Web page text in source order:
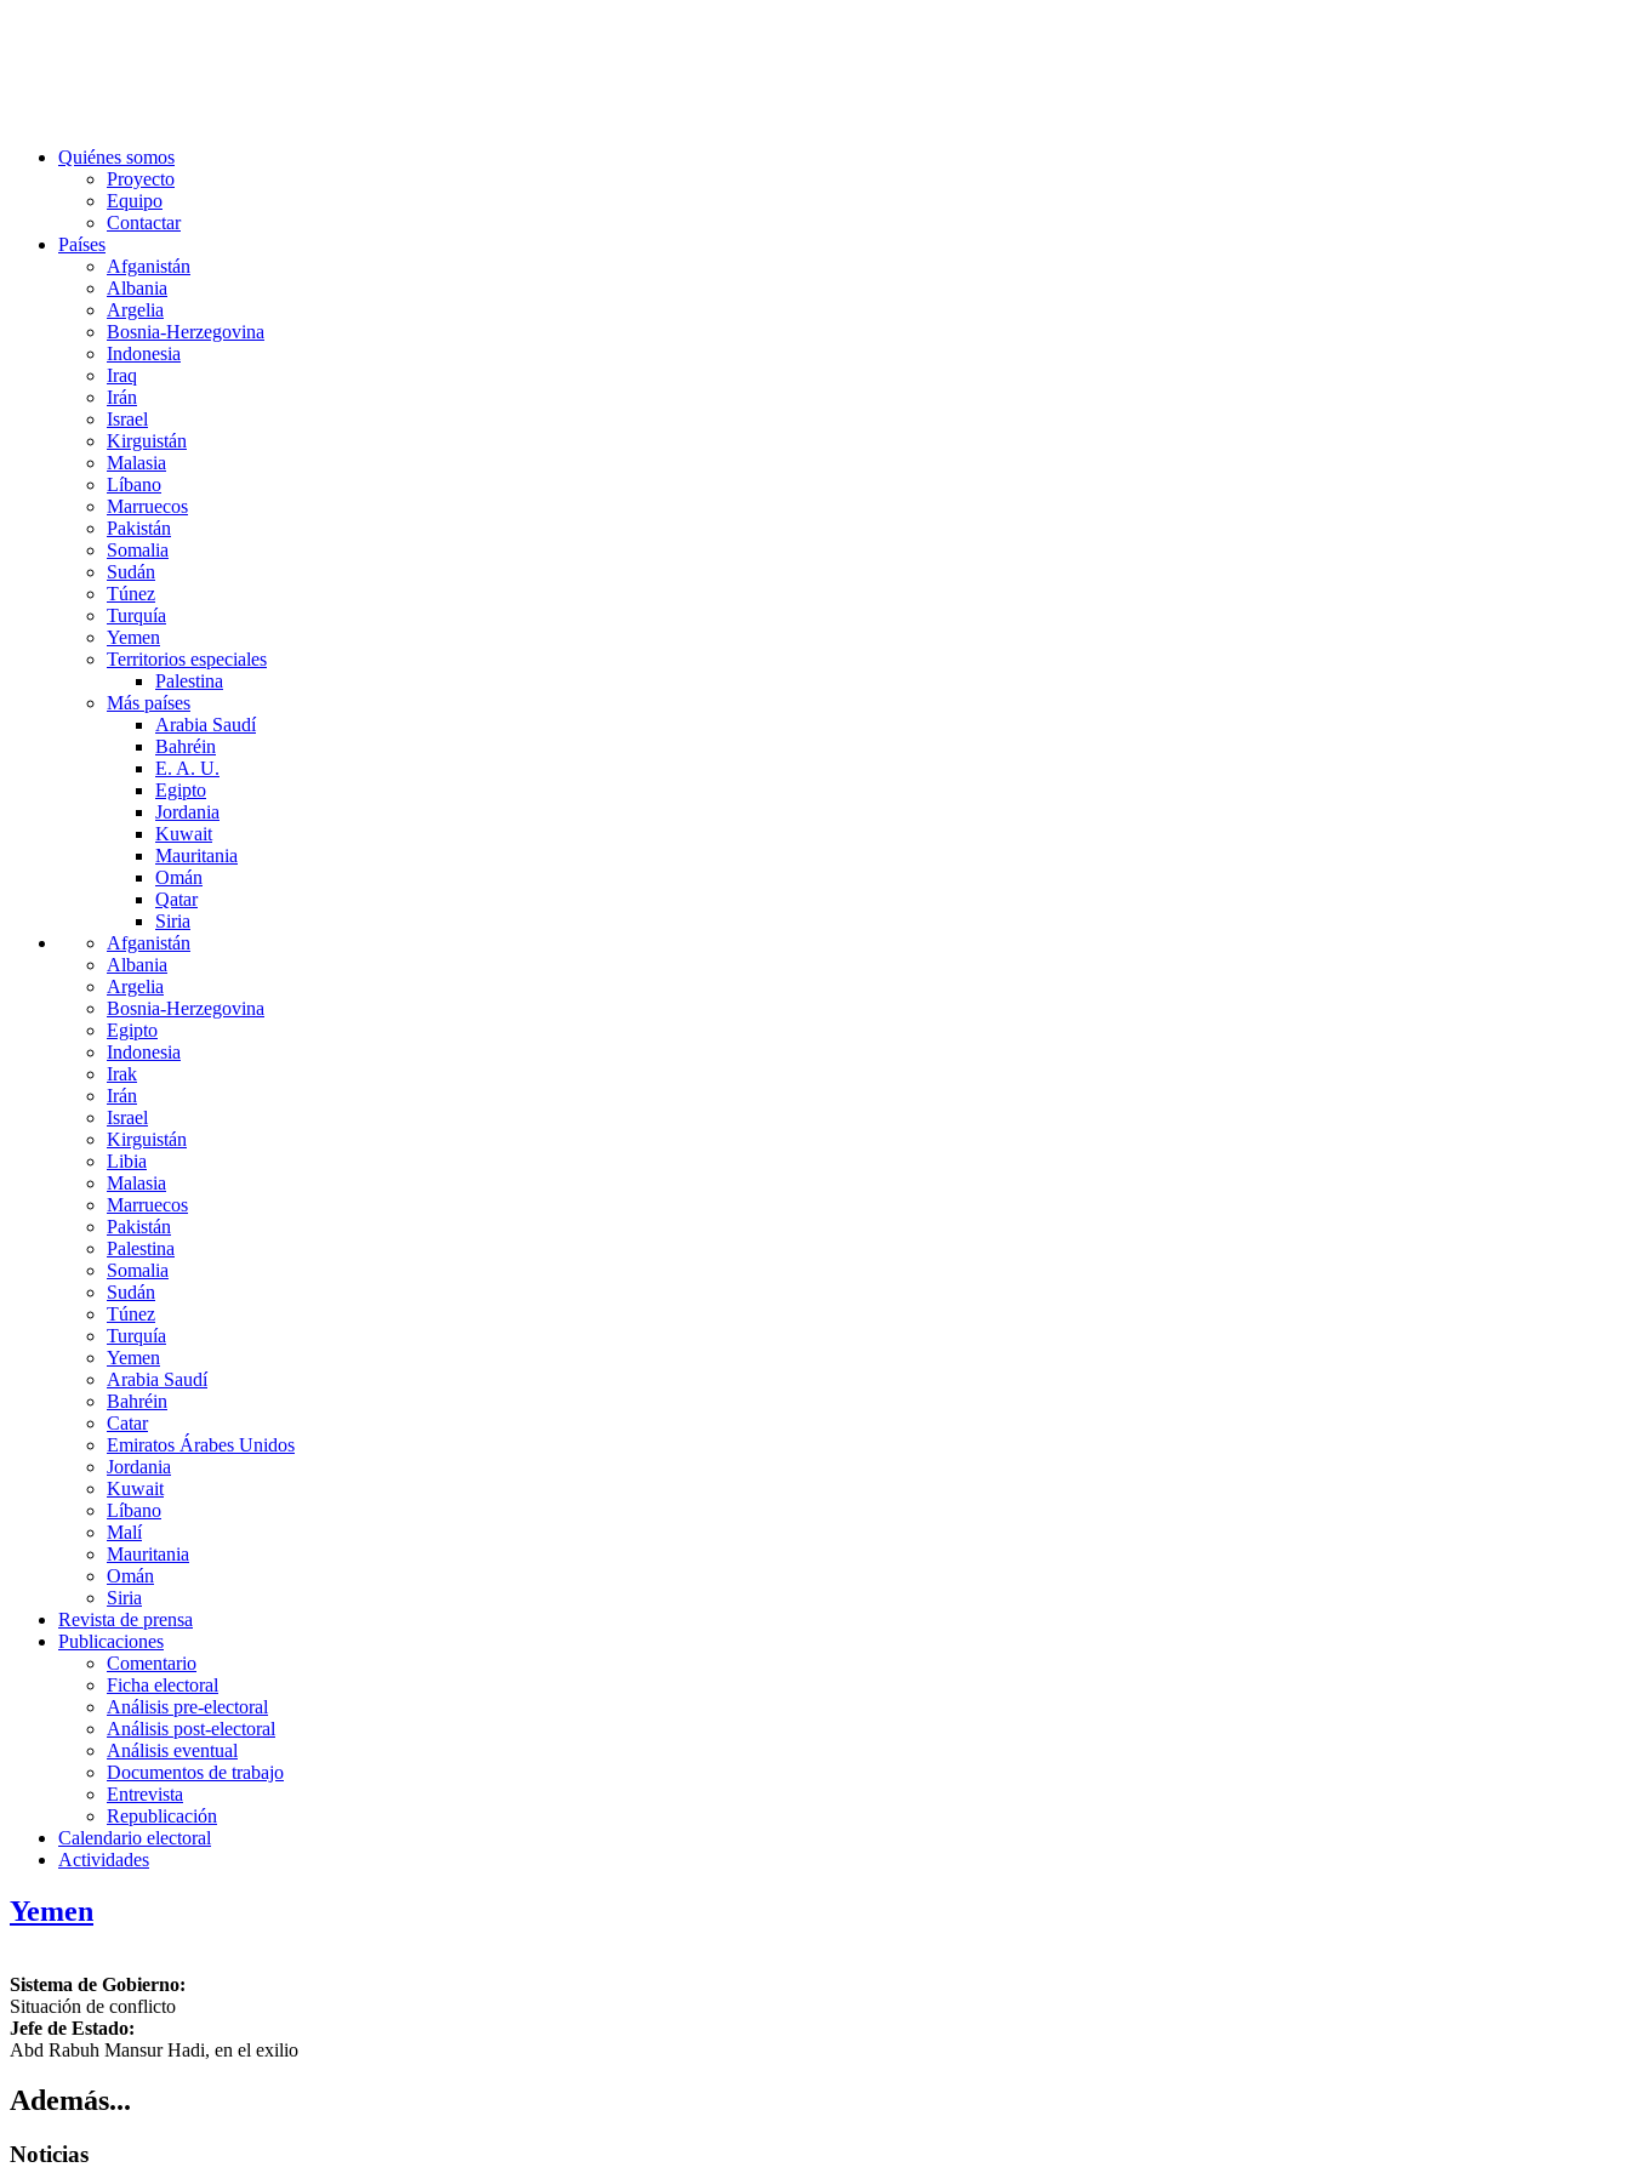
Quiénes somos
Proyecto
Equipo
Contactar
Países
Afganistán
Albania
Argelia
Bosnia-Herzegovina
Indonesia
Iraq
Irán
Israel
Kirguistán
Malasia
Líbano
Marruecos
Pakistán
Somalia
Sudán
Túnez
Turquía
Yemen
Territorios especiales
Palestina
Más países
Arabia Saudí
Bahréin
E. A. U.
Egipto
Jordania
Kuwait
Mauritania
Omán
Qatar
Siria
Afganistán
Albania
Argelia
Bosnia-Herzegovina
Egipto
Indonesia
Irak
Irán
Israel
Kirguistán
Libia
Malasia
Marruecos
Pakistán
Palestina
Somalia
Sudán
Túnez
Turquía
Yemen
Arabia Saudí
Bahréin
Catar
Emiratos Árabes Unidos
Jordania
Kuwait
Líbano
Malí
Mauritania
Omán
Siria
Revista de prensa
Publicaciones
Comentario
Ficha electoral
Análisis pre-electoral
Análisis post-electoral
Análisis eventual
Documentos de trabajo
Entrevista
Republicación
Calendario electoral
Actividades
Yemen
Sistema de Gobierno:
Situación de conflicto
Jefe de Estado:
Abd Rabuh Mansur Hadi, en el exilio
Además...
Noticias